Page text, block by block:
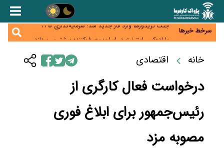
سرخط خبرها
زائران اربعین نگران ارز باقی‌مانده نباشند؛ خرید دینار در
جنگ کریدورها وارد فاز جدید شد؛ سرمایه‌گذاری ۳۴۵
میلیارد دلاری اوراسیا تا ۲۰۳۵
پارادوکس اینترنت در ایران؛ مصرف‌کننده بیشتر می‌پردازد،
شبکه کمتر توسعه می‌یابد
جدید سیاست‌های مالیاتی در حمایت از تولید
معمای تأمین ۸۰ همت معوقات بازنشستگان؛ بانک رفاه
خانه اقتصادی
درخواست فعال کارگری از
رئیس‌جمهور برای ابلاغ فوری
مصوبه مزد